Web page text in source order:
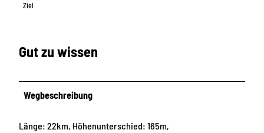
Ziel
Gut zu wissen
Wegbeschreibung
Länge: 22km, Höhenunterschied: 165m,